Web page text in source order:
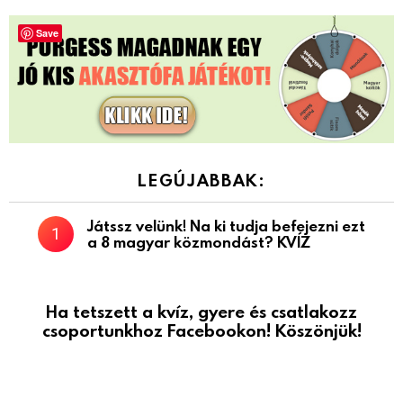
LEGÚJABBAK:
Játssz velünk! Na ki tudja befejezni ezt
a 8 magyar közmondást? KVÍZ
Ha tetszett a kvíz, gyere és csatlakozz
csoportunkhoz Facebookon! Köszönjük!
Save